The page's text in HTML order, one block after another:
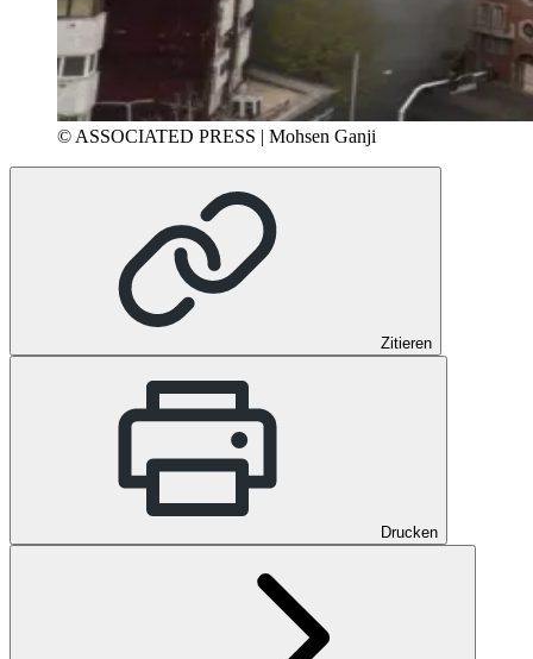
© ASSOCIATED PRESS | Mohsen Ganji
Zitieren
Drucken